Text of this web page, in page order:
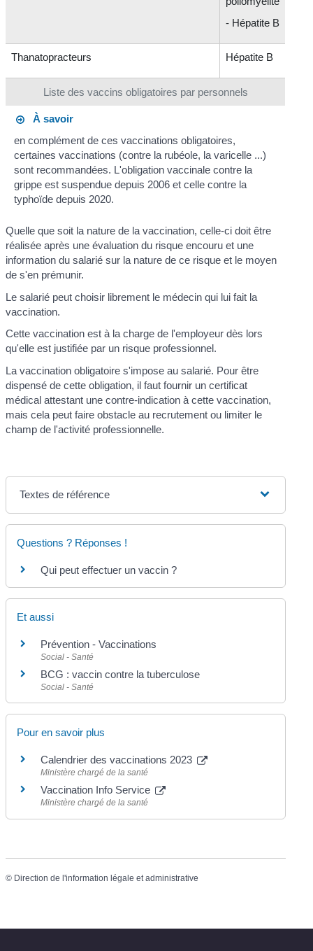
Liste des vaccins obligatoires par personnels
- Hépatite B
Thanatopracteurs Hépatite B
À savoir
en complément de ces vaccinations obligatoires,
certaines vaccinations (contre la rubéole, la varicelle ...)
sont recommandées. L'obligation vaccinale contre la
grippe est suspendue depuis 2006 et celle contre la
typhoïde depuis 2020.
Quelle que soit la nature de la vaccination, celle-ci doit être
réalisée après une évaluation du risque encouru et une
information du salarié sur la nature de ce risque et le moyen
de s'en prémunir.
Le salarié peut choisir librement le médecin qui lui fait la
vaccination.
Cette vaccination est à la charge de l'employeur dès lors
qu'elle est justifiée par un risque professionnel.
La vaccination obligatoire s'impose au salarié. Pour être
dispensé de cette obligation, il faut fournir un certificat
médical attestant une contre-indication à cette vaccination,
mais cela peut faire obstacle au recrutement ou limiter le
champ de l'activité professionnelle.
Textes de référence
Questions ? Réponses !
Qui peut effectuer un vaccin ?
Et aussi
Prévention - Vaccinations
Social - Santé
BCG : vaccin contre la tuberculose
Social - Santé
Pour en savoir plus
Calendrier des vaccinations 2023
Ministère chargé de la santé
Vaccination Info Service
Ministère chargé de la santé
© Direction de l'information légale et administrative